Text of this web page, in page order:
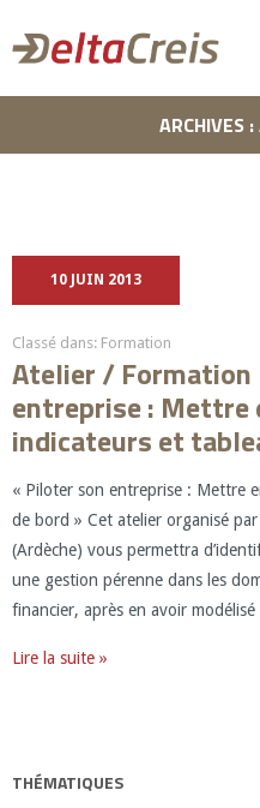
ARCHIVES
10 JUIN 2013
Classé dans: Formation
Atelier / Formation
entreprise : Mettre
indicateurs et
« Piloter son entreprise : Mettre
de bord » Cet atelier organisé par
(Ardèche) vous permettra
une gestion pérenne dans les
financier, après en avoir
Lire la suite »
THÉMATIQUES